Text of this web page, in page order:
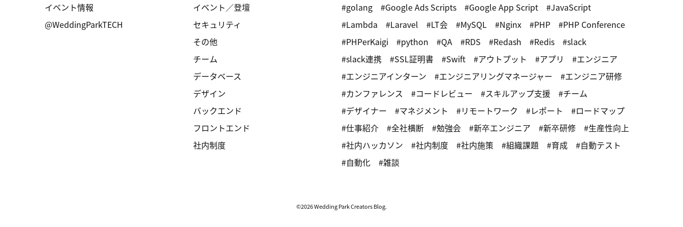
イベント／登壇
セキュリティ
その他
チーム
データベース
デザイン
バックエンド
フロントエンド
社内制度
golang Google Ads Scripts Google App Script
JavaScript
Lambda
Laravel LT会 MySQL Nginx PHP
PHP Conference
PHPerKaigi
python QA RDS Redash Redis
slack
slack連携
SSL証明書 Swift アウトプット アプリ
エンジニア
エンジニアインターン
エンジニアリングマネージャー
エンジニア研修
カンファレンス
コードレビュー スキルアップ支援
チーム
デザイナー
マネジメント リモートワーク レポート
ロードマップ
仕事紹介
全社横断 勉強会 新卒エンジニア 新卒研修
生産性向上
社内ハッカソン
社内制度 社内施策 組織課題 育成
自動テスト
自動化
雑談
イベント情報
@WeddingParkTECH
©2026 Wedding Park Creators Blog.